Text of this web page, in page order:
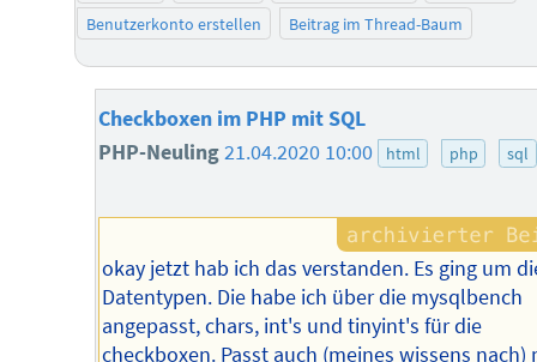
Benutzerkonto erstellen
Beitrag im Thread-Baum
Checkboxen im PHP mit SQL
PHP-Neuling21.04.2020 10:00 html php sql
okay jetzt hab ich das verstanden. Es ging um
Datentypen. Die habe ich über die mysqlbench
angepasst, chars, int's und tinyint's für die
checkboxen. Passt auch (meines wissens nach)